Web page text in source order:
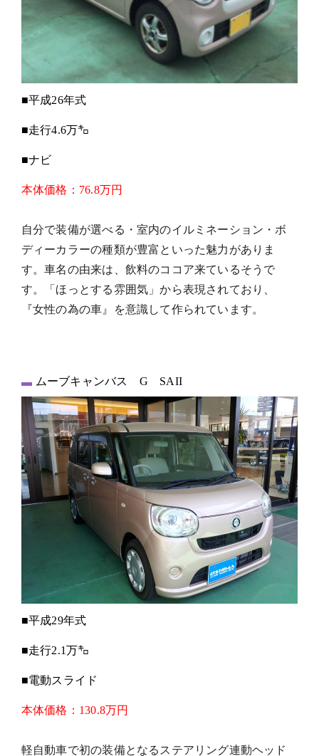
■平成26年式
■走行4.6万㌔
■ナビ
本体価格： 76.8万円
自分で装備が選べる・室内のイルミネーション・ボ
ディーカラーの種類が豊富といった魅力がありま
す。車名の由来は、飲料のココア来ているそうで
す。「ほっとする雰囲気」から表現されており、
『女性の為の車』を意識して作られています。
ムーブキャンバス G SAII
■平成29年式
■走行2.1万㌔
■電動スライド
本体価格 ： 130.8万円
軽自動車で初の装備となるステアリング連動ヘッド